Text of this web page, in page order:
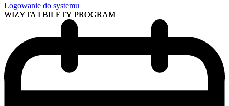
Logowanie do systemu
WIZYTA I BILETY PROGRAM